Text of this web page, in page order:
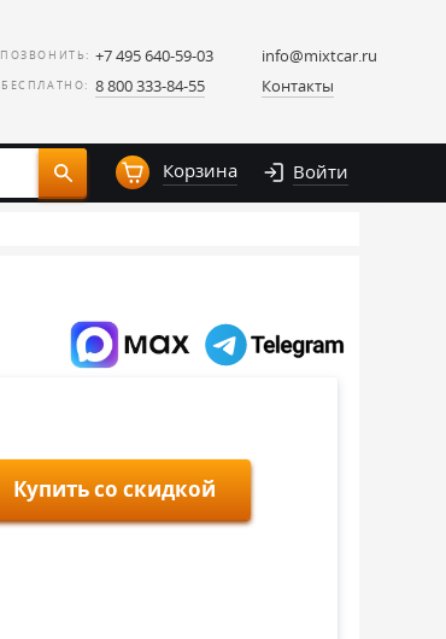
ПОЗВОНИТЬ: +7 495 640-59-03
БЕСПЛАТНО: 8 800 333-84-55
info@mixtcar.ru
Контакты
Корзина Войти
Купить со скидкой